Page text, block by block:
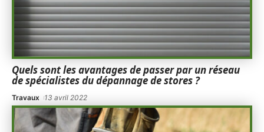
Quels sont les avantages de passer par un réseau
de spécialistes du dépannage de stores ?
Travaux 13 avril 2022